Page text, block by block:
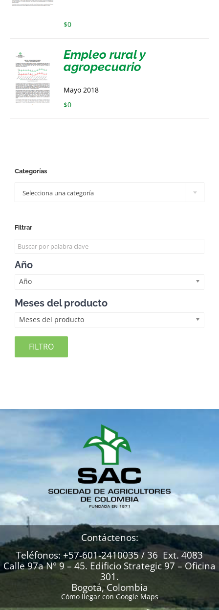
$0
Empleo rural y
agropecuario
Mayo 2018
$0
Categorías
Selecciona una categoría
Filtrar
Año
Año
Meses del producto
Meses del producto
FILTRO
Contáctenos:
Teléfonos: +57-601-2410035 / 36 Ext. 4083
Calle 97a N° 9 – 45. Edificio Strategic 97 – Oficina
301.
Bogotá, Colombia
Cómo llegar con Google Maps